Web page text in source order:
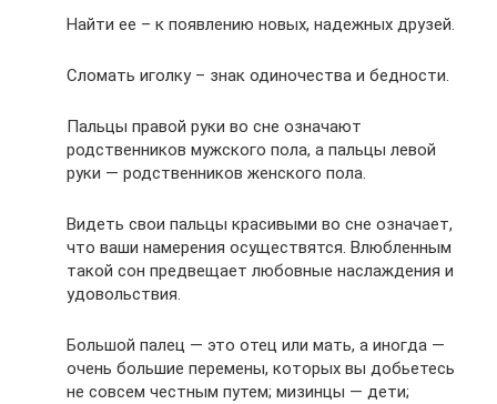
Найти ее – к появлению новых, надежных друзей.
Сломать иголку – знак одиночества и бедности.
Пальцы правой руки во сне означают
родственников мужского пола, а пальцы левой
руки — родственников женского пола.
Видеть свои пальцы красивыми во сне означает,
что ваши намерения осуществятся. Влюбленным
такой сон предвещает любовные наслаждения и
удовольствия.
Большой палец — это отец или мать, а иногда —
очень большие перемены, которых вы добьетесь
не совсем честным путем; мизинцы — дети;